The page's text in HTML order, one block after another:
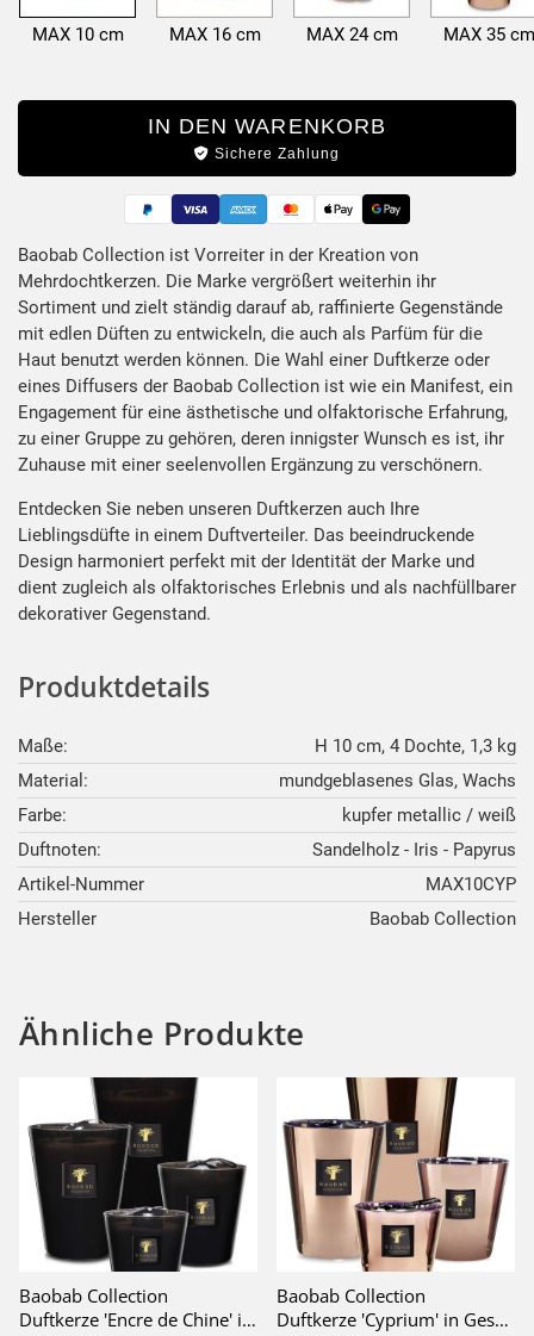
MAX 10 cm MAX 16 cm MAX 24 cm MAX 35 cm
IN DEN WARENKORB
Sichere Zahlung
Produktbeschreibung
Baobab Collection ist Vorreiter in der Kreation von
Mehrdochtkerzen. Die Marke vergrößert weiterhin ihr
Sortiment und zielt ständig darauf ab, raffinierte Gegenstände
mit edlen Düften zu entwickeln, die auch als Parfüm für die
Haut benutzt werden können. Die Wahl einer Duftkerze oder
eines Diffusers der Baobab Collection ist wie ein Manifest, ein
Engagement für eine ästhetische und olfaktorische Erfahrung,
zu einer Gruppe zu gehören, deren innigster Wunsch es ist, ihr
Zuhause mit einer seelenvollen Ergänzung zu verschönern.
Entdecken Sie neben unseren Duftkerzen auch Ihre
Lieblingsdüfte in einem Duftverteiler. Das beeindruckende
Design harmoniert perfekt mit der Identität der Marke und
dient zugleich als olfaktorisches Erlebnis und als nachfüllbarer
dekorativer Gegenstand.
Produktdetails
Maße:
H 10 cm, 4 Dochte, 1,3 kg
Material:
mundgeblasenes Glas, Wachs
Farbe:
kupfer metallic / weiß
Duftnoten:
Sandelholz - Iris - Papyrus
Artikel-Nummer
MAX10CYP
Hersteller
Baobab Collection
Ähnliche Produkte
Baobab Collection
Duftkerze 'Encre de Chine' in Geschenkbox
Baobab Collection
Duftkerze 'Cyprium' in Geschenkbox